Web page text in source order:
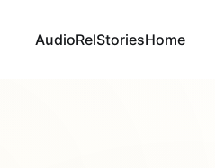
AudioRelStoriesHome